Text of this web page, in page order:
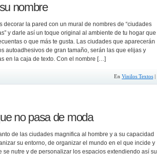
nombre
decorar la pared con un mural de nombres de “ciudades
y darle así un toque original al ambiente de tu hogar que
o que más te gusta. Las ciudades que aparecerán
autoadhesivos de gran tamaño, serán las que elijas y
en la caja de texto. Con el nombre […]
En Vinilos Textos
no pasa de moda
de las ciudades magnifica al hombre y a su capacidad
su entorno, de organizar el mundo en el que incide y
se nutre y de personalizar los espacios extendiendo así su